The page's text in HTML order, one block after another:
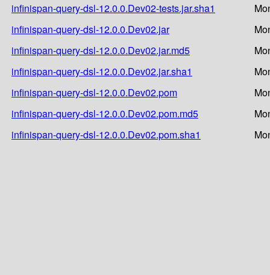
infinispan-query-dsl-12.0.0.Dev02-tests.jar.sha1
infinispan-query-dsl-12.0.0.Dev02.jar
infinispan-query-dsl-12.0.0.Dev02.jar.md5
infinispan-query-dsl-12.0.0.Dev02.jar.sha1
infinispan-query-dsl-12.0.0.Dev02.pom
infinispan-query-dsl-12.0.0.Dev02.pom.md5
infinispan-query-dsl-12.0.0.Dev02.pom.sha1